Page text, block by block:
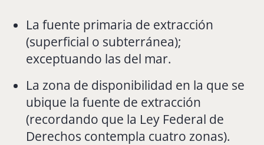
La fuente primaria de extracción
(superficial o subterránea);
exceptuando las del mar.
La zona de disponibilidad en la que se
ubique la fuente de extracción
(recordando que la Ley Federal de
Derechos contempla cuatro zonas).